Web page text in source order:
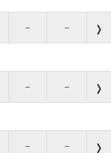
– –
– –
– –